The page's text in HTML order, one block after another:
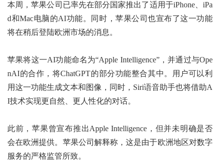
本周，苹果公司已率先在部分国家推出了适用于iPhone、iPa
d和Mac电脑的AI功能。同时，苹果公司也宣布了这一功能
将在稍后登陆欧洲市场的消息。
苹果将这一AI功能命名为“Apple Intelligence”，并通过与Ope
nAI的合作，将ChatGPT的部分功能整合其中。用户可以利
用这一功能生成文本和图像，同时，Siri语音助手也将借助A
I技术实现更自然、更人性化的对话。
此前，苹果曾宣布推出Apple Intelligence，但并未明确是否
会在欧洲提供。苹果公司解释称，这是由于欧洲地区对数字
服务的严格监管所致。